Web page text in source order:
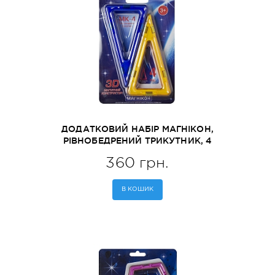
ДОДАТКОВИЙ НАБІР МАГНІКОН,
РІВНОБЕДРЕНИЙ ТРИКУТНИК, 4
360 грн.
В КОШИК